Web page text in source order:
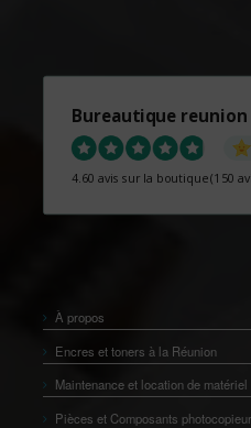
Bureautique reunion
4.60 avis sur la boutique(150
À propos
Encres et toners à la Réunion
Maintenance et location de
Pièces et Composants